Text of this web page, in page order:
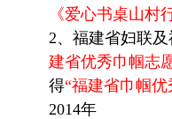
《爱心书桌山村
2、福建省妇联
建省优秀巾帼志
得“福建省巾帼优
2014年